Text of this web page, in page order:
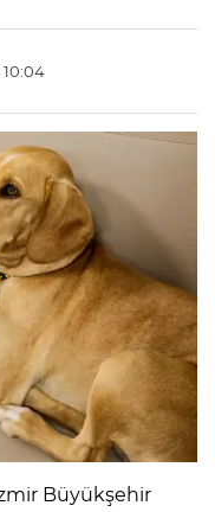
Büyükşehir